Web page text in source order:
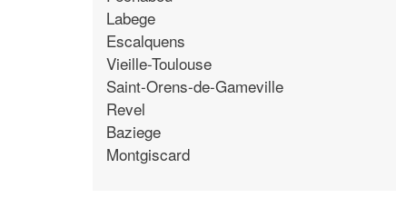
Labege
Escalquens
Vieille-Toulouse
Saint-Orens-de-Gameville
Revel
Baziege
Montgiscard